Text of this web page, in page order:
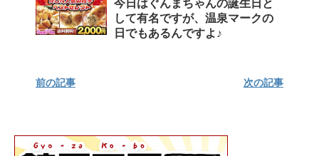
今日はぐんまちゃんの誕生日と
して有名ですが、温泉マークの
日でもあるんですよ♪
前の記事 次の記事